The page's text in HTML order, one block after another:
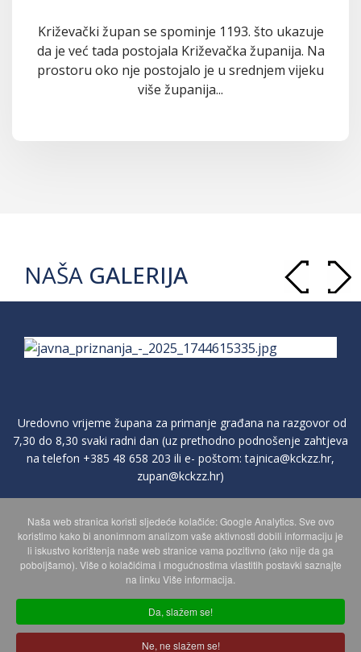
Križevački župan se spominje 1193. što ukazuje
da je već tada postojala Križevačka županija. Na
prostoru oko nje postojalo je u srednjem vijeku
više županija...
NAŠA GALERIJA
Uredovno vrijeme župana za primanje građana na razgovor od
7,30 do 8,30 svaki radni dan (uz prethodno podnošenje zahtjeva
na telefon +385 48 658 203 ili e- poštom:tajnica@kckzz.hr,
zupan@kckzz.hr)
POLITIKA ZAŠTITE PRIVATNOSTI OSOBNIH PODATAKA
MAPA WEBA
Copyright © 2026 Koprivničko - križevačka županija. Sva prava
Naša web stranica koristi sljedeće kolačiće: Google Analytics. Sve ovo
koristimo kako bi anonimnom analizom vaše aktivnosti dobili informaciju je
li iskustvo korištenja naše web stranice vama pozitivno (ako nije da ga
poboljšamo). Više o kolačićima i mogućnostima vlastitih postavki saznajte
na linku Više informacija.
Da, slažem se!
Ne, ne slažem se!